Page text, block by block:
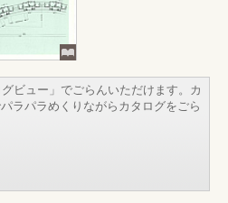
ビュー」でごらんいただけます。カ
ラパラめくりながらカタログをごら